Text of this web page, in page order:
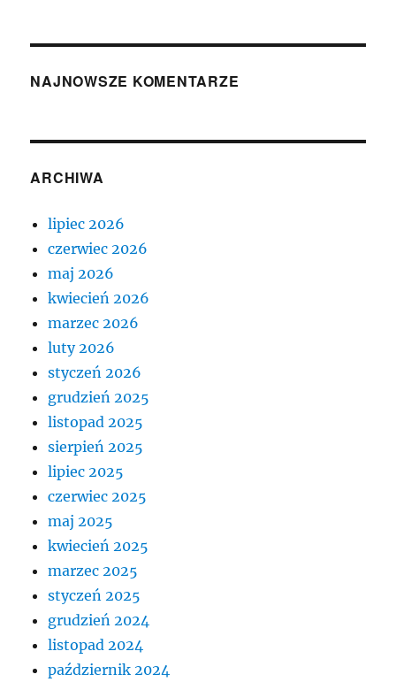
NAJNOWSZE KOMENTARZE
ARCHIWA
lipiec 2026
czerwiec 2026
maj 2026
kwiecień 2026
marzec 2026
luty 2026
styczeń 2026
grudzień 2025
listopad 2025
sierpień 2025
lipiec 2025
czerwiec 2025
maj 2025
kwiecień 2025
marzec 2025
styczeń 2025
grudzień 2024
listopad 2024
październik 2024